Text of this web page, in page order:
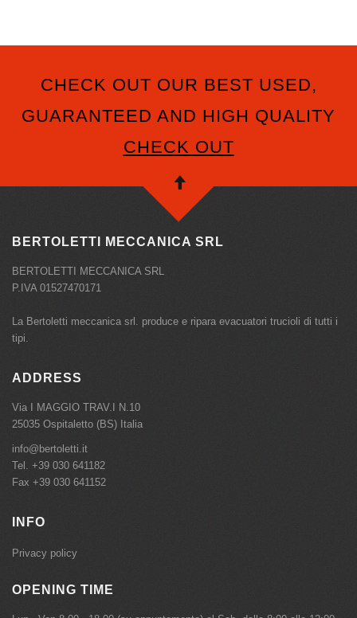
CHECK OUT OUR BEST USED,
GUARANTEED AND HIGH QUALITY
CHECK OUT
BERTOLETTI MECCANICA SRL
BERTOLETTI MECCANICA SRL
P.IVA 01527470171
La Bertoletti meccanica srl. produce e ripara evacuatori trucioli di tutti i
tipi.
ADDRESS
Via I MAGGIO TRAV.I N.10
25035 Ospitaletto (BS) Italia
info@bertoletti.it
Tel. +39 030 641182
Fax +39 030 641152
INFO
Privacy policy
OPENING TIME